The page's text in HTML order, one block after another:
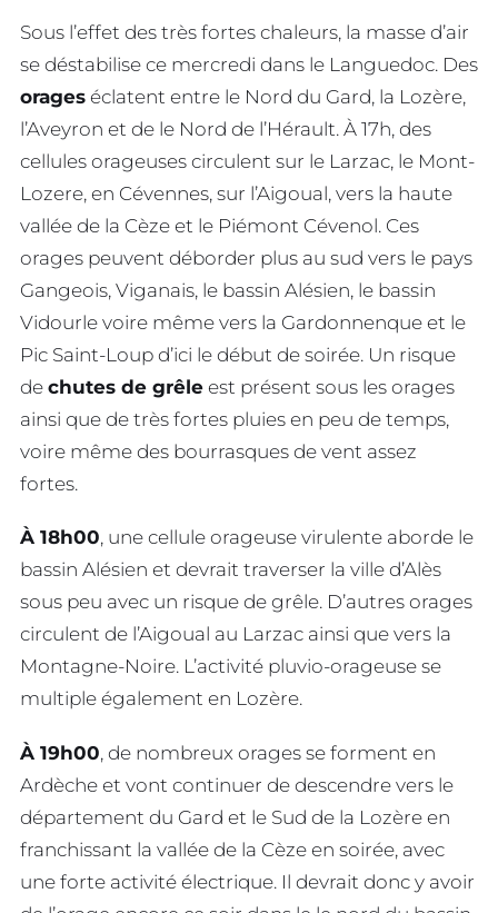
Sous l’effet des très fortes chaleurs, la masse d’air
se déstabilise ce mercredi dans le Languedoc. Des
orages éclatent entre le Nord du Gard, la Lozère,
l’Aveyron et de le Nord de l’Hérault. À 17h, des
cellules orageuses circulent sur le Larzac, le Mont-
Lozere, en Cévennes, sur l’Aigoual, vers la haute
vallée de la Cèze et le Piémont Cévenol. Ces
orages peuvent déborder plus au sud vers le pays
Gangeois, Viganais, le bassin Alésien, le bassin
Vidourle voire même vers la Gardonnenque et le
Pic Saint-Loup d’ici le début de soirée. Un risque
de chutes de grêle est présent sous les orages
ainsi que de très fortes pluies en peu de temps,
voire même des bourrasques de vent assez
fortes.
À 18h00, une cellule orageuse virulente aborde le
bassin Alésien et devrait traverser la ville d’Alès
sous peu avec un risque de grêle. D’autres orages
circulent de l’Aigoual au Larzac ainsi que vers la
Montagne-Noire. L’activité pluvio-orageuse se
multiple également en Lozère.
À 19h00, de nombreux orages se forment en
Ardèche et vont continuer de descendre vers le
département du Gard et le Sud de la Lozère en
franchissant la vallée de la Cèze en soirée, avec
une forte activité électrique. Il devrait donc y avoir